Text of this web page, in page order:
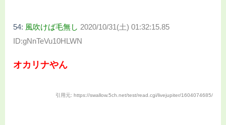
54: 風吹けば毛無し 2020/10/31(土) 01:32:15.85
ID:gNnTeVu10HLWN
オカリナやん
引用元: https://swallow.5ch.net/test/read.cgi/livejupiter/1604074685/